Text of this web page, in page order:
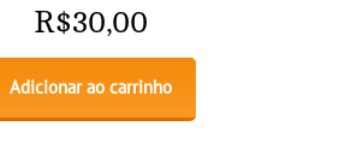
R$30,00
Adicionar ao carrinho